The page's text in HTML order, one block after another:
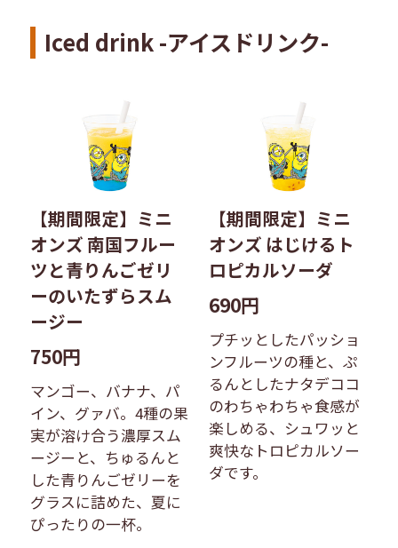
Iced drink -アイスドリンク-
【期間限定】ミニ
オンズ 南国フルー
ツと青りんごゼリ
ーのいたずらスム
ージー
750円
マンゴー、バナナ、パ
イン、グァバ。4種の果
実が溶け合う濃厚スム
ージーと、ちゅるんと
した青りんごゼリーを
グラスに詰めた、夏に
ぴったりの一杯。
【期間限定】ミニ
オンズ はじけるト
ロピカルソーダ
690円
プチッとしたパッショ
ンフルーツの種と、ぷ
るんとしたナタデココ
のわちゃわちゃ食感が
楽しめる、シュワッと
爽快なトロピカルソー
ダです。